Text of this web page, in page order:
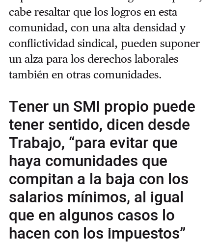
cabe resaltar que los logros en esta
comunidad, con una alta densidad y
conflictividad sindical, pueden suponer
un alza para los derechos laborales
también en otras comunidades.
Tener un SMI propio puede
tener sentido, dicen desde
Trabajo, “para evitar que
haya comunidades que
compitan a la baja con los
salarios mínimos, al igual
que en algunos casos lo
hacen con los impuestos”